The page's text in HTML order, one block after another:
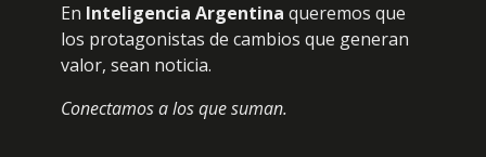
En Inteligencia Argentina queremos que
los protagonistas de cambios que generan
valor, sean noticia.
Conectamos a los que suman.